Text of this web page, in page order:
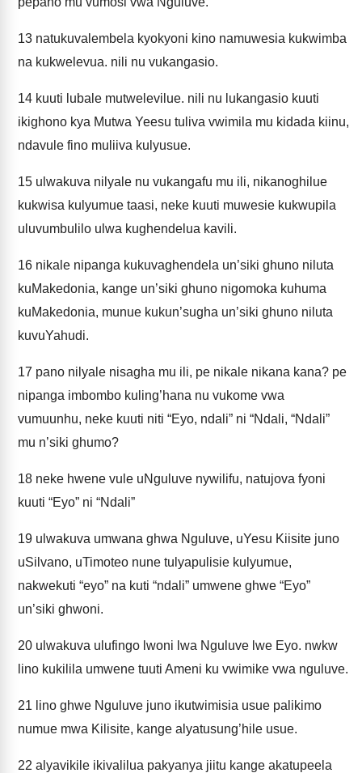
13 natukuvalembela kyokyoni kino namuwesia kukwimba
na kukwelevua. nili nu vukangasio.
14 kuuti lubale mutwelevilue. nili nu lukangasio kuuti
ikighono kya Mutwa Yeesu tuliva vwimila mu kidada kiinu,
ndavule fino muliiva kulyusue.
15 ulwakuva nilyale nu vukangafu mu ili, nikanoghilue
kukwisa kulyumue taasi, neke kuuti muwesie kukwupila
uluvumbulilo ulwa kughendelua kavili.
16 nikale nipanga kukuvaghendela un’siki ghuno niluta
kuMakedonia, kange un’siki ghuno nigomoka kuhuma
kuMakedonia, munue kukun’sugha un’siki ghuno niluta
kuvuYahudi.
17 pano nilyale nisagha mu ili, pe nikale nikana kana? pe
nipanga imbombo kuling’hana nu vukome vwa
vumuunhu, neke kuuti niti “Eyo, ndali” ni “Ndali, “Ndali”
mu n’siki ghumo?
18 neke hwene vule uNguluve nywilifu, natujova fyoni
kuuti “Eyo” ni “Ndali”
19 ulwakuva umwana ghwa Nguluve, uYesu Kiisite juno
uSilvano, uTimoteo nune tulyapulisie kulyumue,
nakwekuti “eyo” na kuti “ndali” umwene ghwe “Eyo”
un’siki ghwoni.
20 ulwakuva ulufingo lwoni lwa Nguluve lwe Eyo. nwkw
lino kukilila umwene tuuti Ameni ku vwimike vwa nguluve.
21 lino ghwe Nguluve juno ikutwimisia usue palikimo
numue mwa Kilisite, kange alyatusung’hile usue.
22 alyavikile ikivalilua pakyanya jiitu kange akatupeela